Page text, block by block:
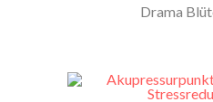
Drama